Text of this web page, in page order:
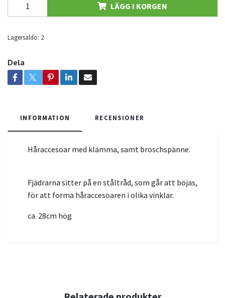
LÄGG I KORGEN
Lagersaldo: 2
Dela
INFORMATION RECENSIONER
Håraccesoar med klämma, samt broschspänne.
Fjädrarna sitter på en ståltråd, som går att böjas,
för att forma håraccesoaren i olika vinklar.
ca 28cm hög